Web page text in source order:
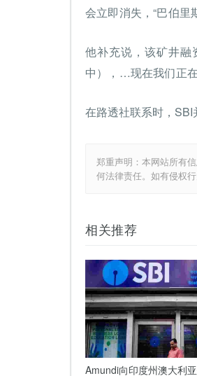
会立即消失，“巴伯里
他补充说，该矿井融
中），…现在我们正
在路透社联系时，SBI
郑重声明：本网站所有
何法律责任。如有侵权
相关推荐
Amundi向印度州澳大利